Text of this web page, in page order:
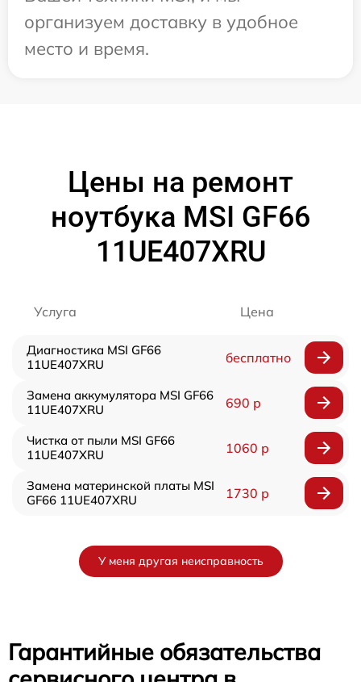
организуем доставку в удобное
место и время.
Цены на ремонт
ноутбука MSI GF66
11UE407XRU
Услуга Цена
Диагностика MSI GF66
11UE407XRU
бесплатно
Замена аккумулятора MSI GF66
11UE407XRU
690 р
Чистка от пыли MSI GF66
11UE407XRU
1060 р
Замена материнской платы MSI
GF66 11UE407XRU
1730 р
У меня другая неисправность
Гарантийные обязательства